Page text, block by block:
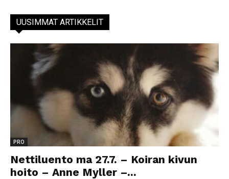
UUSIMMAT ARTIKKELIT
PRO
Nettiluento ma 27.7. – Koiran kivun
hoito – Anne Myller –...